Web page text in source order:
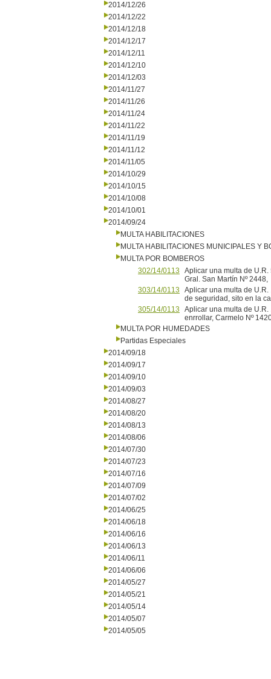
2014/12/26
2014/12/22
2014/12/18
2014/12/17
2014/12/11
2014/12/10
2014/12/03
2014/11/27
2014/11/26
2014/11/24
2014/11/22
2014/11/19
2014/11/12
2014/11/05
2014/10/29
2014/10/15
2014/10/08
2014/10/01
2014/09/24
MULTA HABILITACIONES
MULTA HABILITACIONES MUNICIPALES Y
MULTA POR BOMBEROS
302/14/0113
Aplicar una multa de U.R.
Gral. San Martín Nº 2448,
303/14/0113
Aplicar una multa de U.R.
de seguridad, sito en la
305/14/0113
Aplicar una multa de
enrrollar, Carmelo Nº
MULTA POR HUMEDADES
Partidas Especiales
2014/09/18
2014/09/17
2014/09/10
2014/09/03
2014/08/27
2014/08/20
2014/08/13
2014/08/06
2014/07/30
2014/07/23
2014/07/16
2014/07/09
2014/07/02
2014/06/25
2014/06/18
2014/06/16
2014/06/13
2014/06/11
2014/06/06
2014/05/27
2014/05/21
2014/05/14
2014/05/07
2014/05/05